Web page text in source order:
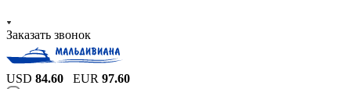
Заказать звонок
USD 84.60 EUR 97.60